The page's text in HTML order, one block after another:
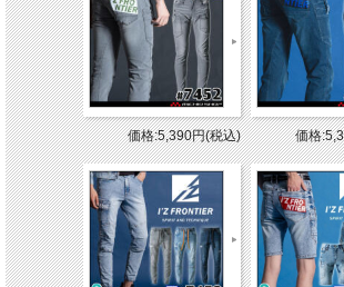
価格:5,390円(税込) 価格